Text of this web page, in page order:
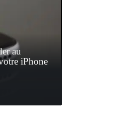
au
iPhone